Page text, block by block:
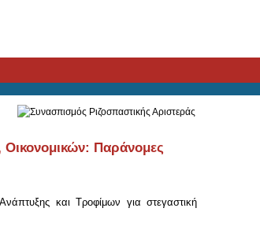
Παράνομες
και Τροφίμων για στεγαστική